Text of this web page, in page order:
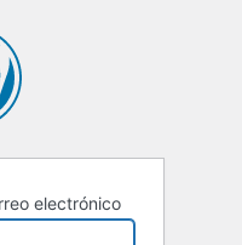
electrónico